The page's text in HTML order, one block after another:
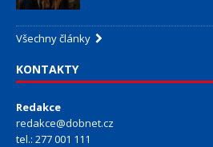
Všechny články
KONTAKTY
Redakce
redakce@dobnet.cz
tel.: 277 001 111